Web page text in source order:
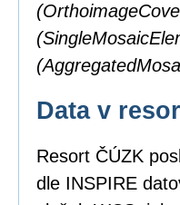
Data v
Resort ČÚZK
dle INSPIRE